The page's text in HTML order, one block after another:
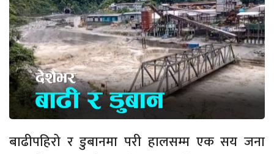
बाढीपहिरो र डुबानमा परी हालसम्म एक सय जना